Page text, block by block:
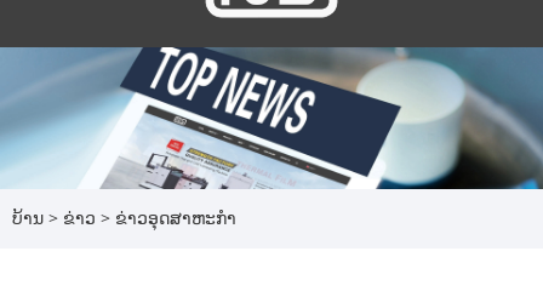
ບ້ານ > ຂ່າວ > ຂ່າວອຸດສາຫະກໍາ